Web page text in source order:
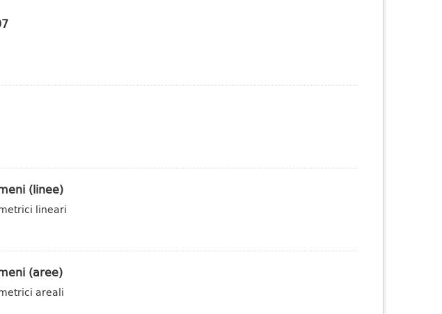
(linee)
lineari
(aree)
areali